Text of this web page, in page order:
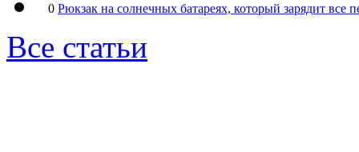
0 Рюкзак на солнечных батареях, который зарядит все
Все статьи